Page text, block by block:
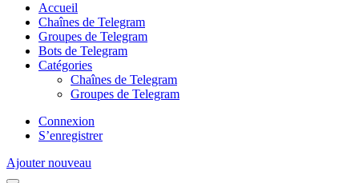
Accueil
Chaînes de Telegram
Groupes de Telegram
Bots de Telegram
Catégories
Chaînes de Telegram
Groupes de Telegram
Connexion
S’enregistrer
Ajouter nouveau